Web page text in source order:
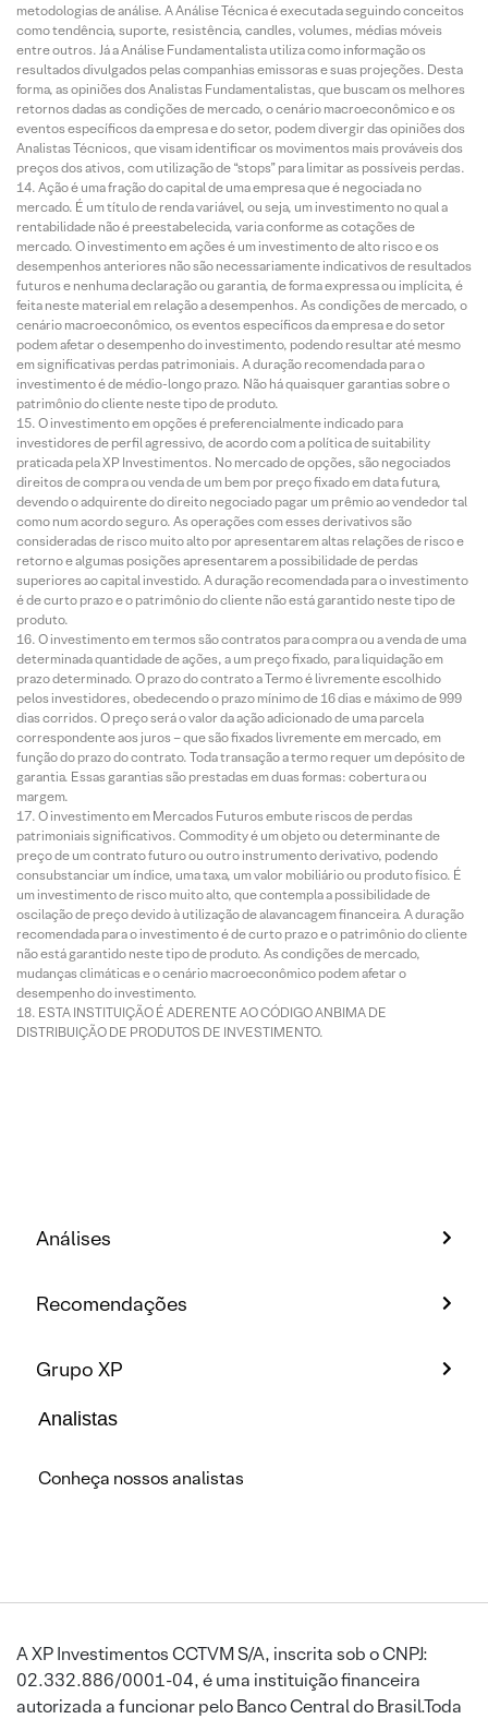
metodologias de análise. A Análise Técnica é executada seguindo conceitos
como tendência, suporte, resistência, candles, volumes, médias móveis
entre outros. Já a Análise Fundamentalista utiliza como informação os
resultados divulgados pelas companhias emissoras e suas projeções. Desta
forma, as opiniões dos Analistas Fundamentalistas, que buscam os melhores
retornos dadas as condições de mercado, o cenário macroeconômico e os
eventos específicos da empresa e do setor, podem divergir das opiniões dos
Analistas Técnicos, que visam identificar os movimentos mais prováveis dos
preços dos ativos, com utilização de “stops” para limitar as possíveis perdas.
Ação é uma fração do capital de uma empresa que é negociada no
mercado. É um título de renda variável, ou seja, um investimento no qual a
rentabilidade não é preestabelecida, varia conforme as cotações de
mercado. O investimento em ações é um investimento de alto risco e os
desempenhos anteriores não são necessariamente indicativos de resultados
futuros e nenhuma declaração ou garantia, de forma expressa ou implícita, é
feita neste material em relação a desempenhos. As condições de mercado, o
cenário macroeconômico, os eventos específicos da empresa e do setor
podem afetar o desempenho do investimento, podendo resultar até mesmo
em significativas perdas patrimoniais. A duração recomendada para o
investimento é de médio-longo prazo. Não há quaisquer garantias sobre o
patrimônio do cliente neste tipo de produto.
O investimento em opções é preferencialmente indicado para
investidores de perfil agressivo, de acordo com a política de suitability
praticada pela XP Investimentos. No mercado de opções, são negociados
direitos de compra ou venda de um bem por preço fixado em data futura,
devendo o adquirente do direito negociado pagar um prêmio ao vendedor tal
como num acordo seguro. As operações com esses derivativos são
consideradas de risco muito alto por apresentarem altas relações de risco e
retorno e algumas posições apresentarem a possibilidade de perdas
superiores ao capital investido. A duração recomendada para o investimento
é de curto prazo e o patrimônio do cliente não está garantido neste tipo de
produto.
O investimento em termos são contratos para compra ou a venda de uma
determinada quantidade de ações, a um preço fixado, para liquidação em
prazo determinado. O prazo do contrato a Termo é livremente escolhido
pelos investidores, obedecendo o prazo mínimo de 16 dias e máximo de 999
dias corridos. O preço será o valor da ação adicionado de uma parcela
correspondente aos juros – que são fixados livremente em mercado, em
função do prazo do contrato. Toda transação a termo requer um depósito de
garantia. Essas garantias são prestadas em duas formas: cobertura ou
margem.
O investimento em Mercados Futuros embute riscos de perdas
patrimoniais significativos. Commodity é um objeto ou determinante de
preço de um contrato futuro ou outro instrumento derivativo, podendo
consubstanciar um índice, uma taxa, um valor mobiliário ou produto físico. É
um investimento de risco muito alto, que contempla a possibilidade de
oscilação de preço devido à utilização de alavancagem financeira. A duração
recomendada para o investimento é de curto prazo e o patrimônio do cliente
não está garantido neste tipo de produto. As condições de mercado,
mudanças climáticas e o cenário macroeconômico podem afetar o
desempenho do investimento.
ESTA INSTITUIÇÃO É ADERENTE AO CÓDIGO ANBIMA DE
DISTRIBUIÇÃO DE PRODUTOS DE INVESTIMENTO.
Análises
Recomendações
Grupo XP
Analistas
Conheça nossos analistas
A XP Investimentos CCTVM S/A, inscrita sob o CNPJ:
02.332.886/0001-04, é uma instituição financeira
autorizada a funcionar pelo Banco Central do Brasil.Toda